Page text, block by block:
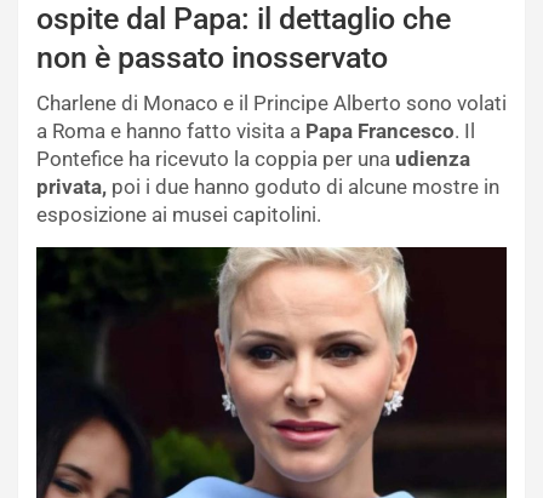
ospite dal Papa: il dettaglio che
non è passato inosservato
Charlene di Monaco e il Principe Alberto sono volati
a Roma e hanno fatto visita a Papa Francesco. Il
Pontefice ha ricevuto la coppia per una udienza
privata, poi i due hanno goduto di alcune mostre in
esposizione ai musei capitolini.